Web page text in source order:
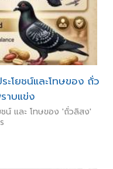
ะโยชน์และโทษของ ถั่ว
าบแข่ง
ชน์ และ โทษของ 'ถั่วลิสง'